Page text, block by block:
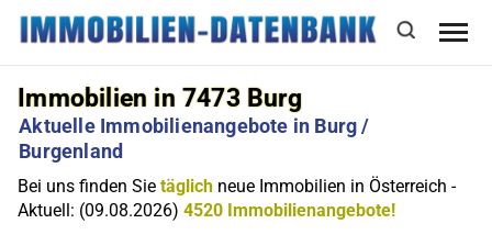
Immobilien in 7473 Burg
Aktuelle Immobilienangebote in Burg /
Burgenland
Bei uns finden Sietäglich neue Immobilien in Österreich -
Aktuell: (09.08.2026)4520 Immobilienangebote!